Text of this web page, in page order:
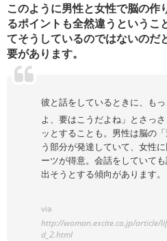
このように男性と女性で脳の作
るポイントも全然違うというこ
てそうしているのではないのだ
要があります。
彼と話をしているときに、も
よ、要はこうだよね」とさっ
ッとすることも。男性は脳の
う部分が発達していて、女性
ーツが得意。会話をしていて
出そうとする傾向があります。
via
http://woman.excite.co.jp/article/
d_2.html